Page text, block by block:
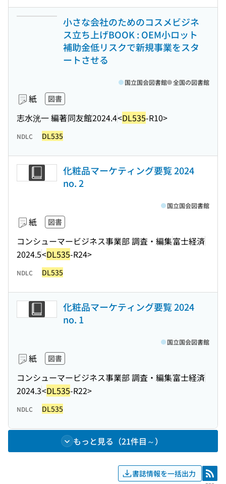
小さな会社のためのコスメビジネ
ス立ち上げBOOK : OEM小ロット
補助金低リスクで新規事業をスタ
ートさせる
紙 図書
志水洸一 編著同友館2024.4<DL535-R10>
国立国会図書館 全国の図書館
NDLC DL535
化粧品マーケティング要覧 2024
no. 2
紙 図書
コンシューマービジネス事業部 調査・編集富士経済
2024.5<DL535-R24>
国立国会図書館
NDLC DL535
化粧品マーケティング要覧 2024
no. 1
紙 図書
コンシューマービジネス事業部 調査・編集富士経済
2024.3<DL535-R22>
国立国会図書館
NDLC DL535
もっと見る（21件目～）
書誌情報を一括出力 RSS